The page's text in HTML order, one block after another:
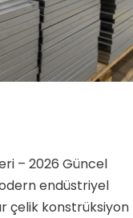
– 2026 Güncel
endüstriyel
çelik konstrüksiyon